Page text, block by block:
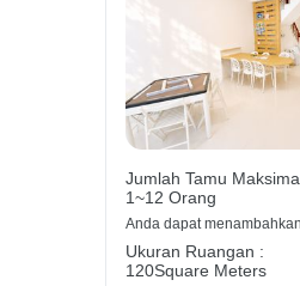
Jumlah Tamu
1~12 Orang
Anda dapat
Ukuran Ruangan :
120Square Meters